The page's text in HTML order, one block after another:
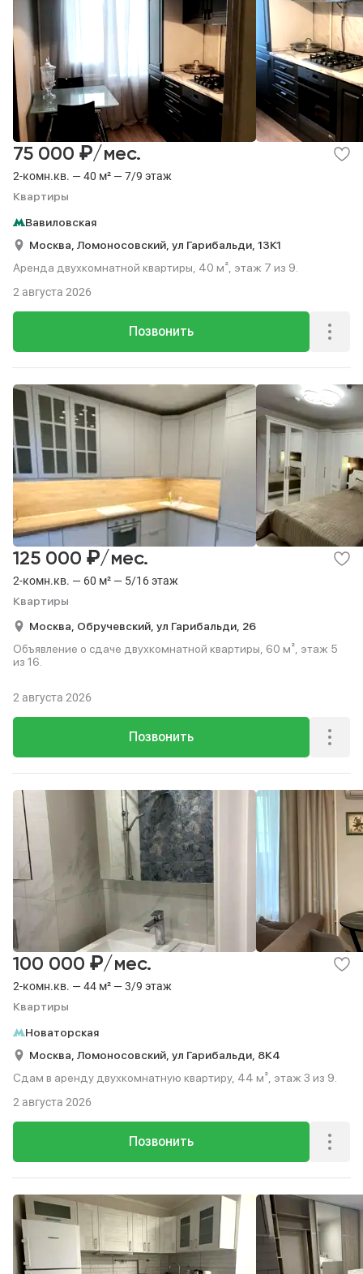
2-комн.кв. — 40 м² — 7/9 этаж
Квартиры
75 000 ₽/мес.
Вавиловская
Москва, Ломоносовский, ул Гарибальди, 13К1
Аренда двухкомнатной квартиры, 40 м², этаж 7 из 9.
Позвонить
2 августа 2026
2-комн.кв. — 60 м² — 5/16 этаж
Квартиры
125 000 ₽/мес.
Москва, Обручевский, ул Гарибальди, 26
Объявление о сдаче двухкомнатной квартиры, 60 м², этаж 5
из 16.
Позвонить
2 августа 2026
2-комн.кв. — 44 м² — 3/9 этаж
Квартиры
100 000 ₽/мес.
Новаторская
Москва, Ломоносовский, ул Гарибальди, 8К4
Сдам в аренду двухкомнатную квартиру, 44 м², этаж 3 из 9.
Позвонить
2 августа 2026